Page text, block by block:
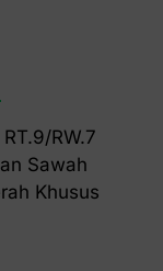
RW.7
Sawah
Khusus